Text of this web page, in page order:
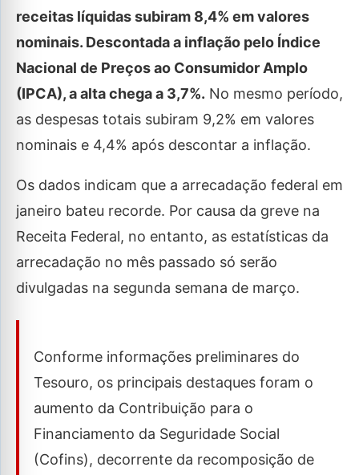
receitas líquidas subiram 8,4% em valores
nominais. Descontada a inflação pelo Índice
Nacional de Preços ao Consumidor Amplo
(IPCA), a alta chega a 3,7%. No mesmo período,
as despesas totais subiram 9,2% em valores
nominais e 4,4% após descontar a inflação.
Os dados indicam que a arrecadação federal em
janeiro bateu recorde. Por causa da greve na
Receita Federal, no entanto, as estatísticas da
arrecadação no mês passado só serão
divulgadas na segunda semana de março.
Conforme informações preliminares do
Tesouro, os principais destaques foram o
aumento da Contribuição para o
Financiamento da Seguridade Social
(Cofins), decorrente da recomposição de